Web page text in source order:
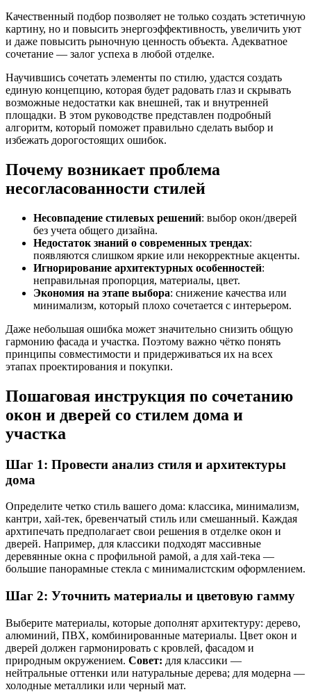
Качественный подбор позволяет не только создать эстетичную
картину, но и повысить энергоэффективность, увеличить уют
и даже повысить рыночную ценность объекта. Адекватное
сочетание — залог успеха в любой отделке.
Научившись сочетать элементы по стилю, удастся создать
единую концепцию, которая будет радовать глаз и скрывать
возможные недостатки как внешней, так и внутренней
площадки. В этом руководстве представлен подробный
алгоритм, который поможет правильно сделать выбор и
избежать дорогостоящих ошибок.
Почему возникает проблема
несогласованности стилей
Несовпадение стилевых решений: выбор окон/дверей
без учета общего дизайна.
Недостаток знаний о современных трендах:
появляются слишком яркие или некорректные акценты.
Игнорирование архитектурных особенностей:
неправильная пропорция, материалы, цвет.
Экономия на этапе выбора: снижение качества или
минимализм, который плохо сочетается с интерьером.
Даже небольшая ошибка может значительно снизить общую
гармонию фасада и участка. Поэтому важно чётко понять
принципы совместимости и придерживаться их на всех
этапах проектирования и покупки.
Пошаговая инструкция по сочетанию
окон и дверей со стилем дома и
участка
Шаг 1: Провести анализ стиля и архитектуры
дома
Определите четко стиль вашего дома: классика, минимализм,
кантри, хай-тек, бревенчатый стиль или смешанный. Каждая
архтипечать предполагает свои решения в отделке окон и
дверей. Например, для классики подходят массивные
деревянные окна с профильной рамой, а для хай-тека —
большие панорамные стекла с минималистским оформлением.
Шаг 2: Уточнить материалы и цветовую гамму
Выберите материалы, которые дополнят архитектуру: дерево,
алюминий, ПВХ, комбинированные материалы. Цвет окон и
дверей должен гармонировать с кровлей, фасадом и
природным окружением. Совет: для классики —
нейтральные оттенки или натуральные дерева; для модерна —
холодные металлики или черный мат.